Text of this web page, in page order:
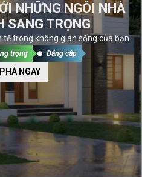
NHỮNG NGÔI NHÀ
SANG TRỌNG
trong không gian sống của bạn
trọng Đẳng cấp
NGAY